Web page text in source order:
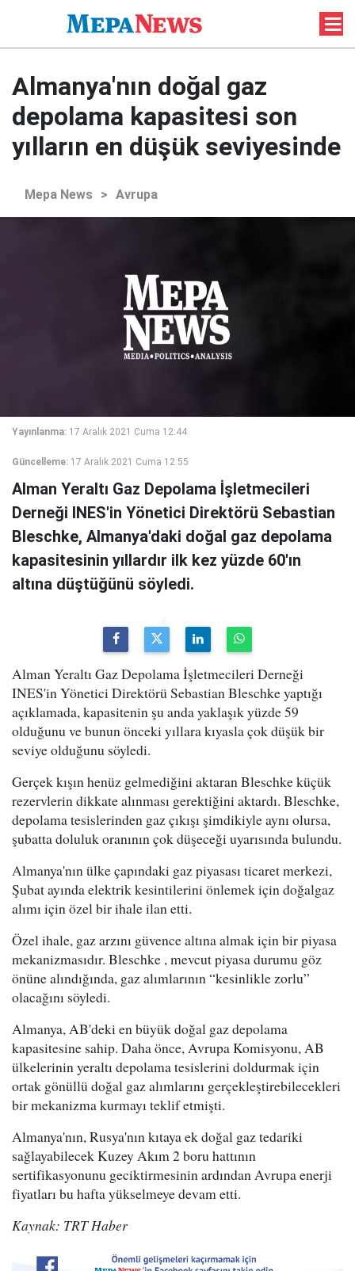
Almanya'nın doğal gaz
depolama kapasitesi son
yılların en düşük seviyesinde
Mepa News > Avrupa
Yayınlanma: 17 Aralık 2021 Cuma 12:44
Güncelleme: 17 Aralık 2021 Cuma 12:55
Alman Yeraltı Gaz Depolama İşletmecileri
Derneği INES'in Yönetici Direktörü Sebastian
Bleschke, Almanya'daki doğal gaz depolama
kapasitesinin yıllardır ilk kez yüzde 60'ın
altına düştüğünü söyledi.
Alman Yeraltı Gaz Depolama İşletmecileri Derneği
INES'in Yönetici Direktörü Sebastian Bleschke yaptığı
açıklamada, kapasitenin şu anda yaklaşık yüzde 59
olduğunu ve bunun önceki yıllara kıyasla çok düşük bir
seviye olduğunu söyledi.
Gerçek kışın henüz gelmediğini aktaran Bleschke küçük
rezervlerin dikkate alınması gerektiğini aktardı. Bleschke,
depolama tesislerinden gaz çıkışı şimdikiyle aynı olursa,
şubatta doluluk oranının çok düşeceği uyarısında bulundu.
Almanya'nın ülke çapındaki gaz piyasası ticaret merkezi,
Şubat ayında elektrik kesintilerini önlemek için doğalgaz
alımı için özel bir ihale ilan etti.
Özel ihale, gaz arzını güvence altına almak için bir piyasa
mekanizmasıdır. Bleschke , mevcut piyasa durumu göz
önüne alındığında, gaz alımlarının “kesinlikle zorlu”
olacağını söyledi.
Almanya, AB'deki en büyük doğal gaz depolama
kapasitesine sahip. Daha önce, Avrupa Komisyonu, AB
ülkelerinin yeraltı depolama tesislerini doldurmak için
ortak gönüllü doğal gaz alımlarını gerçekleştirebilecekleri
bir mekanizma kurmayı teklif etmişti.
Almanya'nın, Rusya'nın kıtaya ek doğal gaz tedariki
sağlayabilecek Kuzey Akım 2 boru hattının
sertifikasyonunu geciktirmesinin ardından Avrupa enerji
fiyatları bu hafta yükselmeye devam etti.
Kaynak: TRT Haber